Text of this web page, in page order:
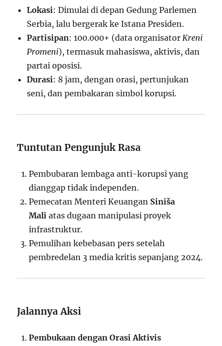
Lokasi: Dimulai di depan Gedung Parlemen
Serbia, lalu bergerak ke Istana Presiden.
Partisipan: 100.000+ (data organisatorKreni
Promeni), termasuk mahasiswa, aktivis, dan
partai oposisi.
Durasi: 8 jam, dengan orasi, pertunjukan
seni, dan pembakaran simbol korupsi.
Tuntutan Pengunjuk Rasa
Pembubaran lembaga anti-korupsi yang
dianggap tidak independen.
Pemecatan Menteri Keuangan Siniša
Mali atas dugaan manipulasi proyek
infrastruktur.
Pemulihan kebebasan pers setelah
pembredelan 3 media kritis sepanjang 2024.
Jalannya Aksi
Pembukaan dengan Orasi Aktivis